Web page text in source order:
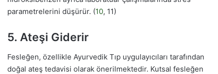
parametrelerini düşürür. (10, 11)
5. Ateşi Giderir
Fesleğen, özellikle Ayurvedik Tıp uygulayıcıları tarafından
doğal ateş tedavisi olarak önerilmektedir. Kutsal fesleğen